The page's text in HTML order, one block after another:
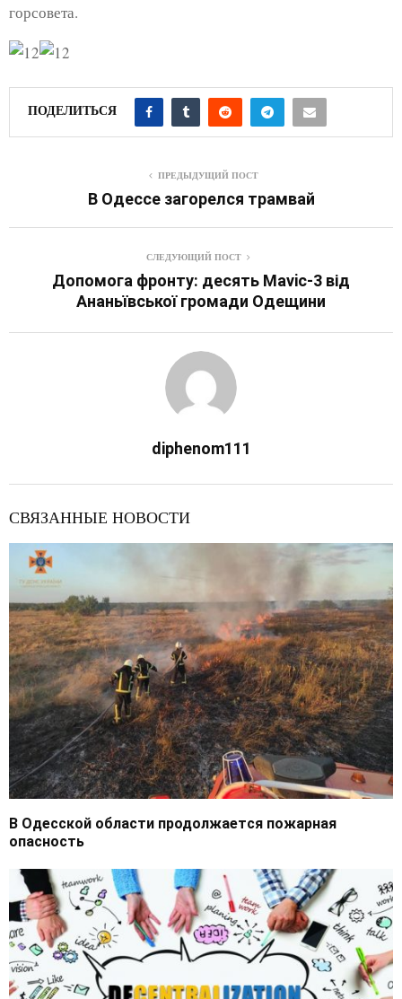
горсовета.
ПОДЕЛИТЬСЯ
ПРЕДЫДУЩИЙ ПОСТ
В Одессе загорелся трамвай
СЛЕДУЮЩИЙ ПОСТ
Допомога фронту: десять Mavic-3 від
Ананьївської громади Одещини
diphenom111
СВЯЗАННЫЕ НОВОСТИ
В Одесской области продолжается пожарная
опасность